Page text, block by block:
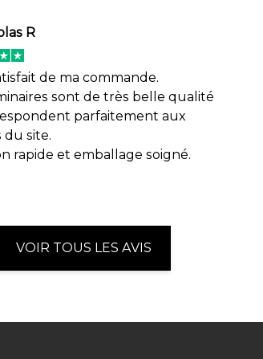
R
de ma commande.
sont de très belle qualité
parfaitement aux
du site.
rapide et emballage soigné.
VOIR TOUS LES AVIS